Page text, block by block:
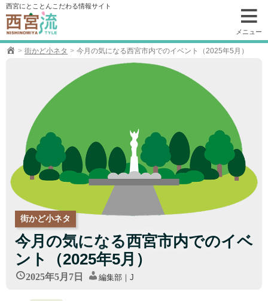
コ
ン
テ
ン
西宮にとことんこだわる情報サイト
メニュー
街かど小ネタ 今月の気になる西宮市内でのイベント（2025年5月）
街かど小ネタ
今月の気になる西宮市内でのイベ
ント（2025年5月）
2025年5月7日 編集部｜J